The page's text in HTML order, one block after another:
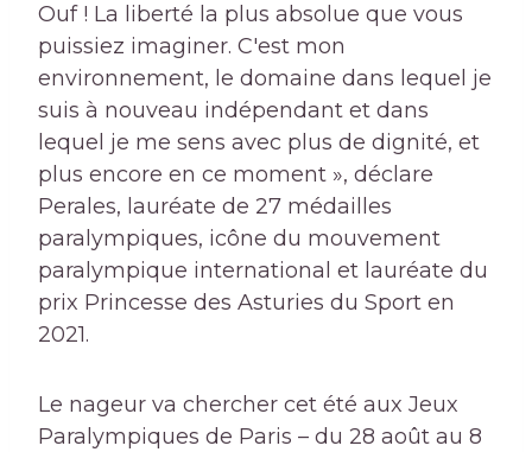
Ouf ! La liberté la plus absolue que vous
puissiez imaginer. C'est mon
environnement, le domaine dans lequel je
suis à nouveau indépendant et dans
lequel je me sens avec plus de dignité, et
plus encore en ce moment », déclare
Perales, lauréate de 27 médailles
paralympiques, icône du mouvement
paralympique international et lauréate du
prix Princesse des Asturies du Sport en
2021.
Le nageur va chercher cet été aux Jeux
Paralympiques de Paris – du 28 août au 8